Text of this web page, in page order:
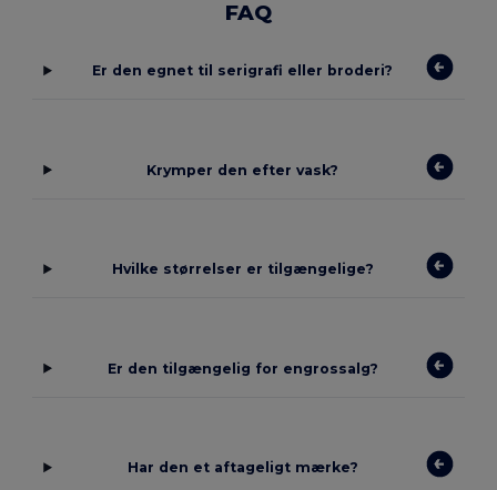
FAQ
Er den egnet til serigrafi eller broderi?
Krymper den efter vask?
Hvilke størrelser er tilgængelige?
Er den tilgængelig for engrossalg?
Har den et aftageligt mærke?